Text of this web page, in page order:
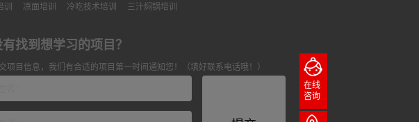
凉面培训 冷吃技术培训 三汁焖锅培训
有找到想学习的项目？
项目信息，我们有合适的项目第一时间通知您！（填好联系电话哦！）
在线
咨询